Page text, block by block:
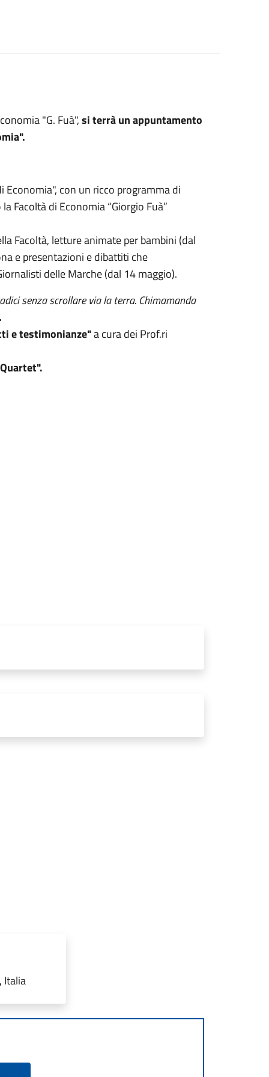
"G. Fuà",si terrà un appuntamento
con un ricco programma di
Facoltà di Economia “Giorgio Fuà”
Facoltà, letture animate per bambini (dal
e presentazioni e dibattiti che
delle Marche (dal 14 maggio).
senza scrollare via la terra. Chimamanda
e testimonianze"a cura dei Prof.ri
Italia